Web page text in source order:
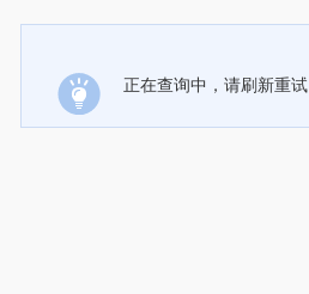
正在查询中，请刷新重试